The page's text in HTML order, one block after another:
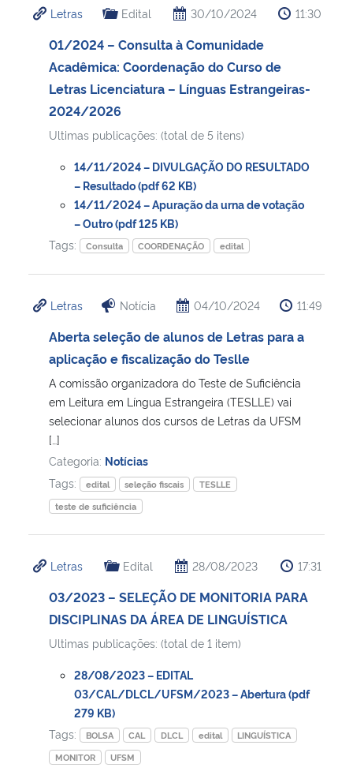
Ministério da Cidadania
Ministério de Minas e Energia
Ministério da Ciência, Tecnologia, Inovações e Comunicações
Ministério do Meio Ambiente
Ministério do Turismo
Controladoria-Geral da União
Ministério da Mulher, da Família e dos Direitos Humanos
Secretaria-Geral
Advocacia-Geral da União
Banco Central do Brasil
Letras Edital 30/10/2024 11:30
01/2024 – Consulta à Comunidade
Acadêmica: Coordenação do Curso de
Letras Licenciatura – Línguas Estrangeiras-
2024/2026
Ultimas publicações: (total de 5 itens)
14/11/2024 – DIVULGAÇÃO DO RESULTADO
– Resultado (pdf 62 KB)
14/11/2024 – Apuração da urna de votação
– Outro (pdf 125 KB)
Tags:
Consulta COORDENAÇÃO edital
Letras Notícia 04/10/2024 11:49
Aberta seleção de alunos de Letras para a
aplicação e fiscalização do Teslle
A comissão organizadora do Teste de Suficiência
em Leitura em Língua Estrangeira (TESLLE) vai
selecionar alunos dos cursos de Letras da UFSM
[…]
Categoria: Notícias
Tags:
edital seleção fiscais
TESLLE
teste de suficiência
Letras Edital 28/08/2023 17:31
03/2023 – SELEÇÃO DE MONITORIA PARA
DISCIPLINAS DA ÁREA DE LINGUÍSTICA
Ultimas publicações: (total de 1 item)
28/08/2023 – EDITAL
03/CAL/DLCL/UFSM/2023 – Abertura (pdf
279 KB)
Tags:
BOLSA CAL DLCL edital
LINGUÍSTICA
MONITOR
UFSM